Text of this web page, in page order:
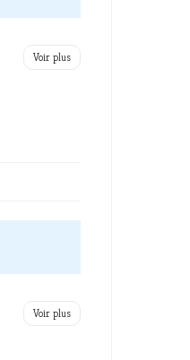
Voir plus
Voir plus